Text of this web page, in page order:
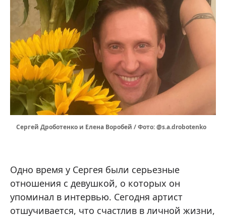
Сергей Дроботенко и Елена Воробей / Фото: @s.a.drobotenko
Одно время у Сергея были серьезные
отношения с девушкой, о которых он
упоминал в интервью. Сегодня артист
отшучивается, что счастлив в личной жизни,